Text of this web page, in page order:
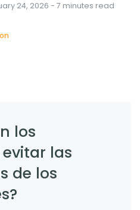
24, 2026 - 7 minutes read
los
las
de los